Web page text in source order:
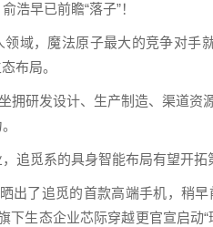
浩早已前瞻“落子”！
领域，魔法原子最大的竞争对手
布局。
坐拥研发设计、生产制造、渠道
追觅系的具身智能布局有望开拓
出了追觅的首款高端手机，稍
下生态企业芯际穿越更官宣启动